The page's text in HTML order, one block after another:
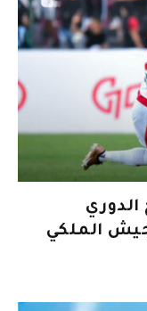
الدوري
الملكي